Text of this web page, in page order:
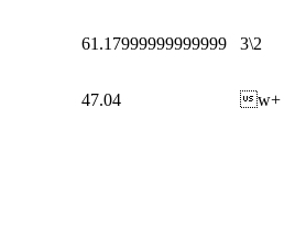
61.17999999999999 3\2
47.04 w+